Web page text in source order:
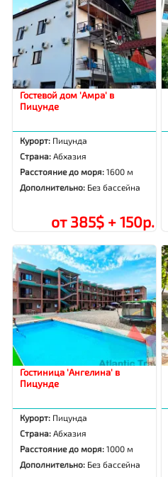
Гостевой дом 'Амра' в
Пицунде
Курорт: Пицунда
Страна: Абхазия
Расстояние до моря:1600 м
Дополнительно: Без бассейна
от 385$ + 150р.
Гостиница 'Ангелина' в
Пицунде
Курорт: Пицунда
Страна: Абхазия
Расстояние до моря:1000 м
Дополнительно: Без бассейна